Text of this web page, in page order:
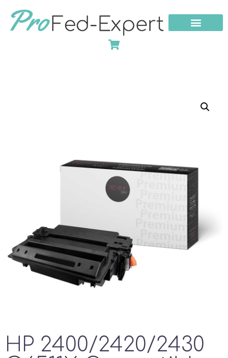
HP 2400/2420/2430